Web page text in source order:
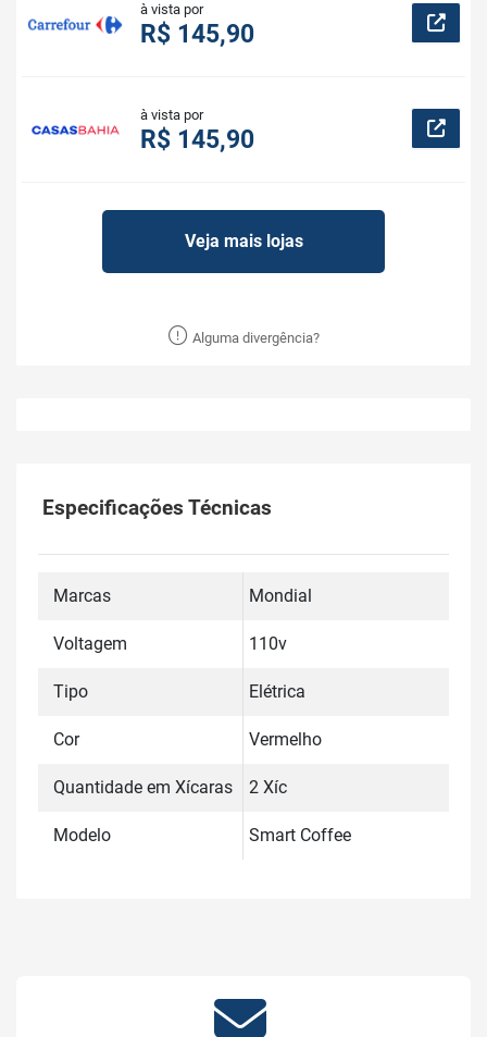
à vista por
R$ 145,90
à vista por
R$ 145,90
Veja mais lojas
Alguma divergência?
Especificações Técnicas
Marcas Mondial
Voltagem 110v
Tipo Elétrica
Cor Vermelho
Quantidade em Xícaras 2 Xíc
Modelo Smart Coffee